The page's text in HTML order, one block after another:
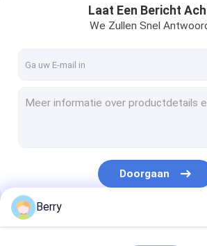
Kits voor rolluiken
Laat Een Bericht
We Zullen Snel
Doorgaan
Onze Categorieën
Berry